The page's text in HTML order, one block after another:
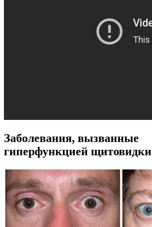
Заболевания, вызванные
гиперфункцией щитовидки